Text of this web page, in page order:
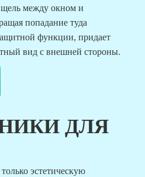
между окном и
попадание туда
функции, придает
вид с внешней стороны.
ДЛЯ
эстетическую